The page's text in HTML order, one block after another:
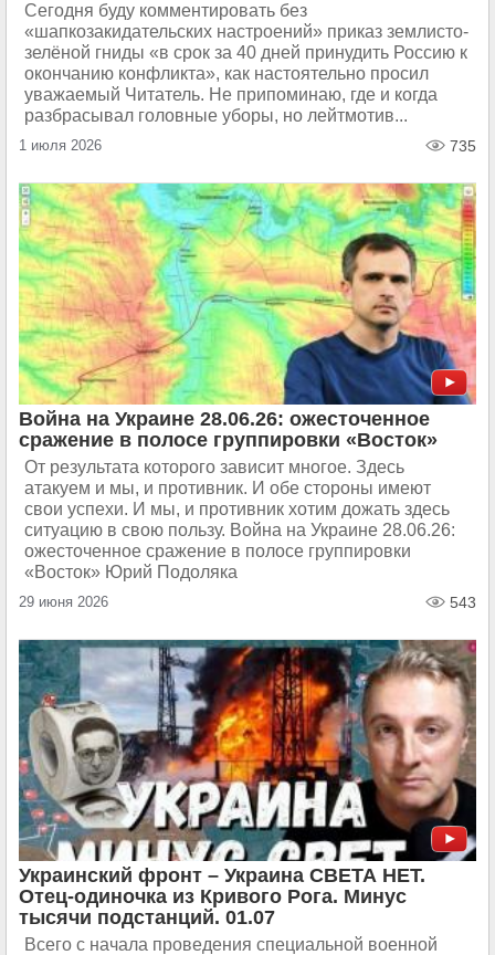
Сегодня буду комментировать без
«шапкозакидательских настроений» приказ землисто-
зелёной гниды «в срок за 40 дней принудить Россию к
окончанию конфликта», как настоятельно просил
уважаемый Читатель. Не припоминаю, где и когда
разбрасывал головные уборы, но лейтмотив...
1 июля 2026 735
Война на Украине 28.06.26: ожесточенное
сражение в полосе группировки «Восток»
От результата которого зависит многое. Здесь
атакуем и мы, и противник. И обе стороны имеют
свои успехи. И мы, и противник хотим дожать здесь
ситуацию в свою пользу. Война на Украине 28.06.26:
ожесточенное сражение в полосе группировки
«Восток» Юрий Подоляка
29 июня 2026 543
Украинский фронт – Украина СВЕТА НЕТ.
Отец-одиночка из Кривого Рога. Минус
тысячи подстанций. 01.07
Всего с начала проведения специальной военной